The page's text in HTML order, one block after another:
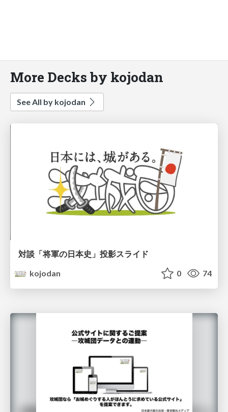
More Decks by kojodan
See All by kojodan
対談「将軍の日本史」投影スライド
kojodan
0 74